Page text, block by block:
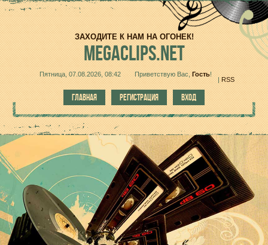
ЗАХОДИТЕ К НАМ НА ОГОНЕК!
MEGACLIPS.NET
Пятница, 07.08.2026, 08:42 Приветствую Вас Гость!
|RSS
ГЛАВНАЯ РЕГИСТРАЦИЯ ВХОД